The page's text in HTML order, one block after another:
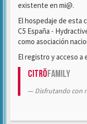
existente en mi@.
El hospedaje de esta
C5 España -
como asociación
El registro y acceso
CitröFamily
Disfrutando con